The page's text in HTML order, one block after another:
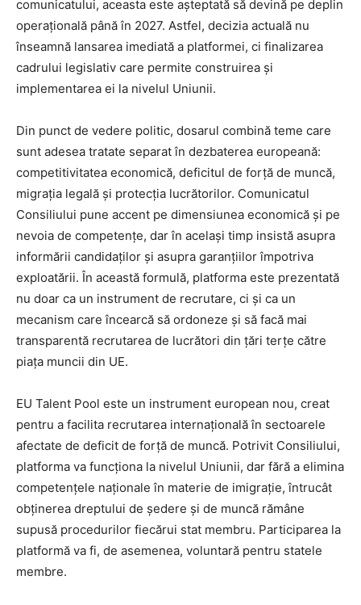
comunicatului, aceasta este așteptată să devină pe deplin
operațională până în 2027. Astfel, decizia actuală nu
înseamnă lansarea imediată a platformei, ci finalizarea
cadrului legislativ care permite construirea și
implementarea ei la nivelul Uniunii.
Din punct de vedere politic, dosarul combină teme care
sunt adesea tratate separat în dezbaterea europeană:
competitivitatea economică, deficitul de forță de muncă,
migrația legală și protecția lucrătorilor. Comunicatul
Consiliului pune accent pe dimensiunea economică și pe
nevoia de competențe, dar în același timp insistă asupra
informării candidaților și asupra garanțiilor împotriva
exploatării. În această formulă, platforma este prezentată
nu doar ca un instrument de recrutare, ci și ca un
mecanism care încearcă să ordoneze și să facă mai
transparentă recrutarea de lucrători din țări terțe către
piața muncii din UE.
EU Talent Pool este un instrument european nou, creat
pentru a facilita recrutarea internațională în sectoarele
afectate de deficit de forță de muncă. Potrivit Consiliului,
platforma va funcționa la nivelul Uniunii, dar fără a elimina
competențele naționale în materie de imigrație, întrucât
obținerea dreptului de ședere și de muncă rămâne
supusă procedurilor fiecărui stat membru. Participarea la
platformă va fi, de asemenea, voluntară pentru statele
membre.